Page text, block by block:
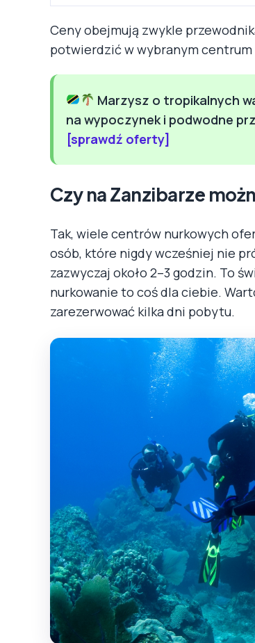
Ceny obejmują zwykle
potwierdzić w wybranym centrum
Marzysz o tropikalnych
na wypoczynek i podwodne
[sprawdź oferty]
Czy na Zanzibarze
Tak, wiele centrów nurkowych
osób, które nigdy wcześniej nie
zazwyczaj około 2–3 godzin. To
nurkowanie to coś dla ciebie.
zarezerwować kilka dni pobytu.